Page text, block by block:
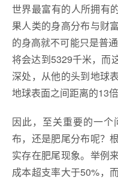
世界最富有的人所拥有
果人类的身高分布与财
的身高就不可能只是普
将会达到5329千米，而
深处，从他的头到地球
地球表面之间距离的13倍
因此，至关重要的一
布，还是肥尾分布呢？
实存在肥尾现象。举例
成本超支率大于50%，